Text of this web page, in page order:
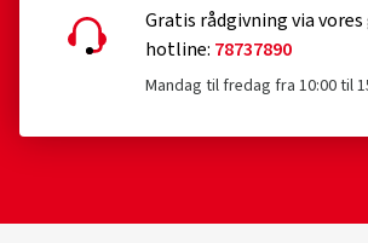
Gratis rådgivning via
hotline: 78737890
Mandag til fredag fra 10:00 til